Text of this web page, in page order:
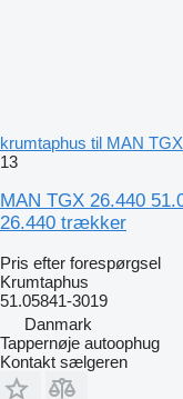
krumtaphus til MAN
13
MAN TGX 26.440
26.440 trækker
Pris efter forespørgsel
Krumtaphus
51.05841-3019
Danmark
Tappernøje autoophug
Kontakt sælgeren